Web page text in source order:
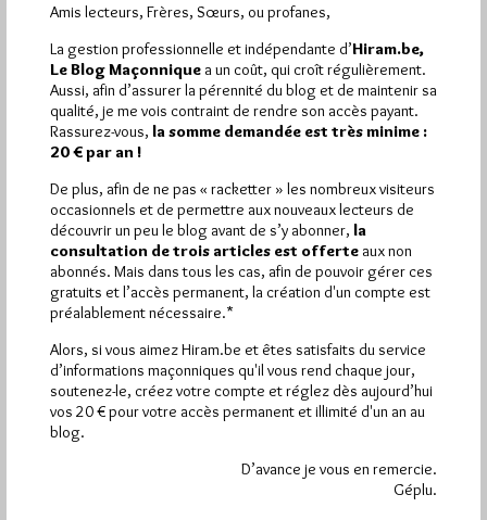
Abonnement aux Newsletters - RSS
Amis lecteurs, Frères, Sœurs, ou profanes,
La gestion professionnelle et indépendante d’Hiram.be,
Le Blog Maçonnique a un coût, qui croît régulièrement.
Aussi, afin d’assurer la pérennité du blog et de maintenir sa
qualité, je me vois contraint de rendre son accès payant.
Rassurez-vous, la somme demandée est très minime :
20 € par an !
De plus, afin de ne pas « racketter » les nombreux visiteurs
occasionnels et de permettre aux nouveaux lecteurs de
découvrir un peu le blog avant de s’y abonner, la
consultation de trois articles est offerte aux non
abonnés. Mais dans tous les cas, afin de pouvoir gérer ces
gratuits et l’accès permanent, la création d'un compte est
préalablement nécessaire.*
Alors, si vous aimez Hiram.be et êtes satisfaits du service
d’informations maçonniques qu'il vous rend chaque jour,
soutenez-le, créez votre compte et réglez dès aujourd’hui
vos 20 € pour votre accès permanent et illimité d'un an au
blog.
D’avance je vous en remercie.
Géplu.